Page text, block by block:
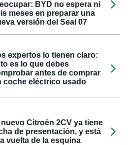
BYD no espera ni
meses en preparar una
versión del Seal 07
expertos lo tienen claro:
es lo que debes
antes de comprar
coche eléctrico usado
nuevo Citroën 2CV ya tiene
de presentación, y está
vuelta de la esquina